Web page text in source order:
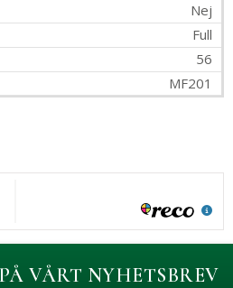
Nej
Full
56
MF201
VÅRT NYHETSBREV